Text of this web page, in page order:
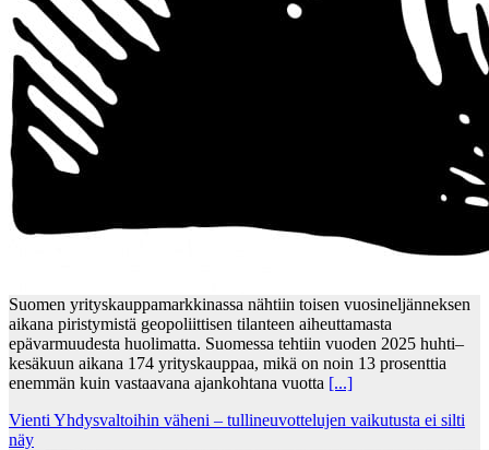
Suomen yrityskauppamarkkinassa nähtiin toisen vuosineljänneksen
aikana piristymistä geopoliittisen tilanteen aiheuttamasta
epävarmuudesta huolimatta. Suomessa tehtiin vuoden 2025 huhti–
kesäkuun aikana 174 yrityskauppaa, mikä on noin 13 prosenttia
enemmän kuin vastaavana ajankohtana vuotta [...]
Vienti Yhdysvaltoihin väheni – tullineuvottelujen vaikutusta ei silti
näy